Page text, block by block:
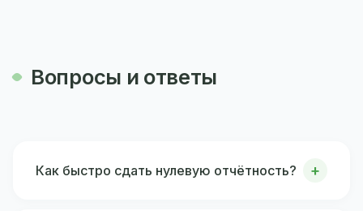
Вопросы и ответы
Как быстро сдать нулевую отчётность?